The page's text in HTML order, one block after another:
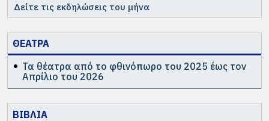
Δείτε τις εκδηλώσεις του μήνα
ΘΕΑΤΡΑ
Τα θέατρα από το φθινόπωρο του 2025 έως τον
Απρίλιο του 2026
ΒΙΒΛΙΑ